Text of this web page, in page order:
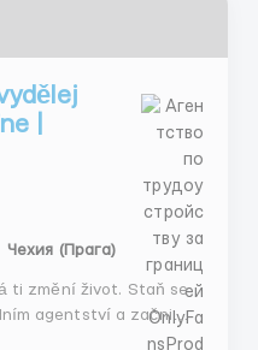
|
Чехия (Прага)
ti změní život. Staň se
agentství a začni
Tato práce ti